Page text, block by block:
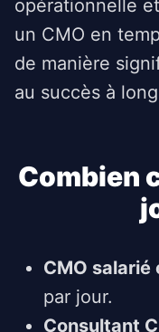
opérationnelle
un CMO en
de manière
au succès à
Combien
CMO salarié
par jour.
Consultant